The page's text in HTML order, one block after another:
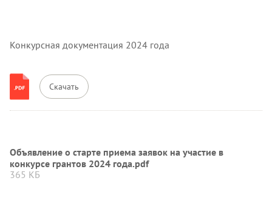
Конкурсная документация 2024 года
Скачать
Объявление о старте приема заявок на участие в
конкурсе грантов 2024 года.pdf
365 КБ